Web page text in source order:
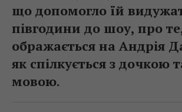
що допомогло їй
півгодини до шоу, про
ображається на Андрія
як спілкується з дочкою
мовою.